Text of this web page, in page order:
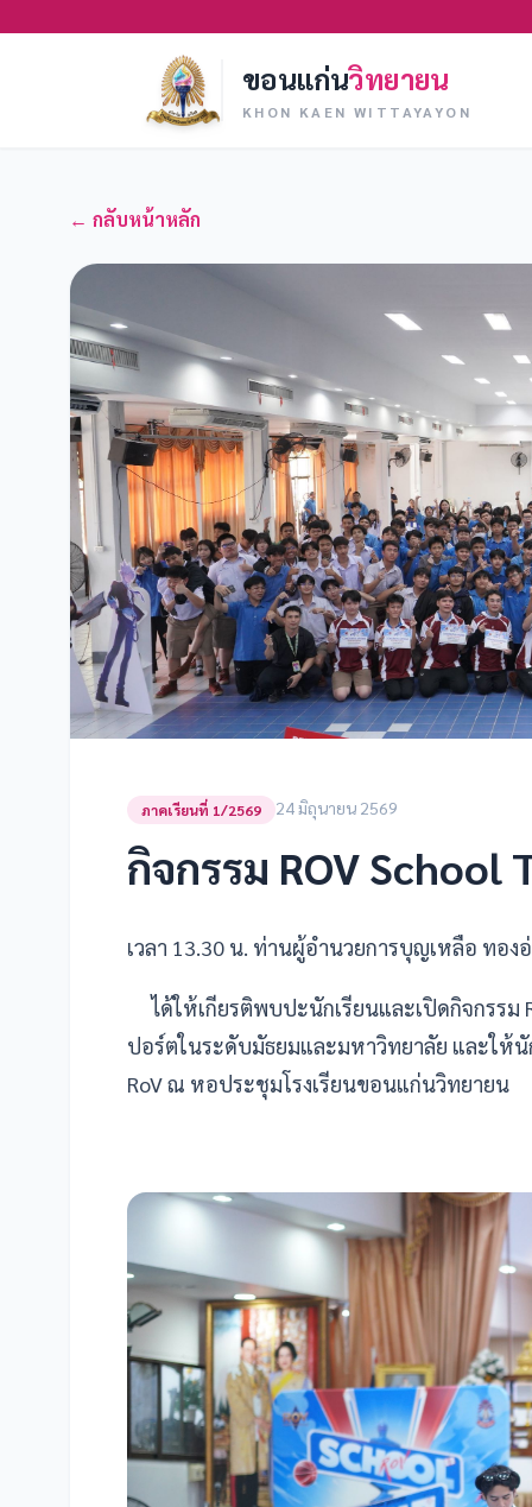
ขอนแก่นวิทยายน
KHON KAEN WITTAYAYON
← กลับหน้าหลัก
ภาคเรียนที่ 1/2569 24 มิถุนายน 2569
กิจกรรม ROV School
เวลา 13.30 น. ท่านผู้อำนวยการบุญเหลือ ทอง
ได้ให้เกียรติพบปะนักเรียนและเปิดกิจกรรม
ปอร์ตในระดับมัธยมและมหาวิทยาลัย และให้
RoV ณ หอประชุมโรงเรียนขอนแก่นวิทยายน